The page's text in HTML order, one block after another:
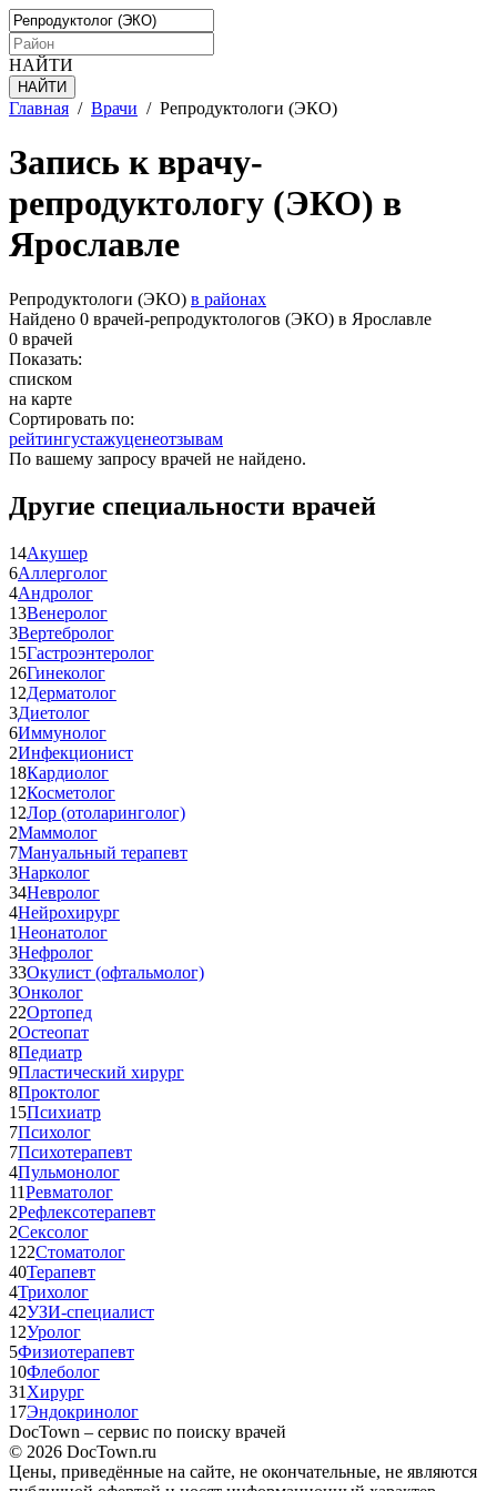
НАЙТИ
Главная / Врачи / Репродуктологи (ЭКО)
Запись к врачу-
репродуктологу (ЭКО) в
Ярославле
Репродуктологи (ЭКО) в районах
Найдено 0 врачей-репродуктологов (ЭКО) в Ярославле
0 врачей
Показать:
списком
на карте
Сортировать по:
рейтингустажуценеотзывам
По вашему запросу врачей не найдено.
Другие специальности врачей
14Акушер
6Аллерголог
4Андролог
13Венеролог
3Вертебролог
15Гастроэнтеролог
26Гинеколог
12Дерматолог
3Диетолог
6Иммунолог
2Инфекционист
18Кардиолог
12Косметолог
12Лор (отоларинголог)
2Маммолог
7Мануальный терапевт
3Нарколог
34Невролог
4Нейрохирург
1Неонатолог
3Нефролог
33Окулист (офтальмолог)
3Онколог
22Ортопед
2Остеопат
8Педиатр
9Пластический хирург
8Проктолог
15Психиатр
7Психолог
7Психотерапевт
4Пульмонолог
11Ревматолог
2Рефлексотерапевт
2Сексолог
122Стоматолог
40Терапевт
4Трихолог
42УЗИ-специалист
12Уролог
5Физиотерапевт
10Флеболог
31 Хирург
17Эндокринолог
DocTown – сервис по поиску врачей
© 2026 DocTown.ru
Цены, приведённые на сайте, не окончательные, не являются